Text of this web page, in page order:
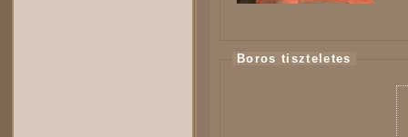
Boros tiszteletes